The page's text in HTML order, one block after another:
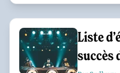
Liste
succès